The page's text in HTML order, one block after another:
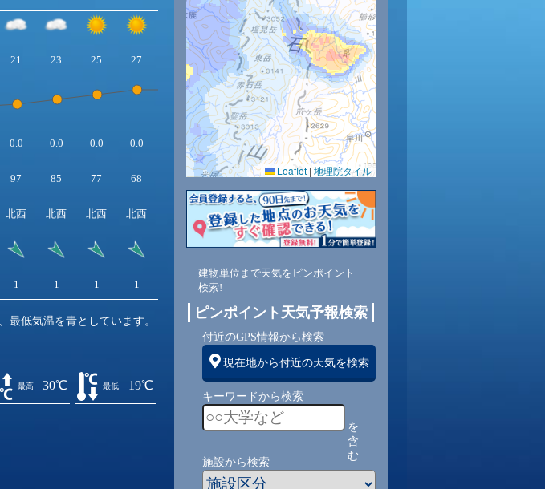
21 23 25 27 28 30 30 30 29
0.0 0.0 0.0 0.0 0.0 0.0 0.0 0.0 0.0
97 85 77 68 52 46 43 43 44
北西 北西 北西 北西 北西 北西 北 北 北
1 1 1 1 2
低気温を青としています。
最高 30℃ 最低 19℃
Leaflet | 地理院タイル
建物単位まで天気をピンポイント
検索!
ピンポイント天気予報検索
付近のGPS情報から検索
現在地から付近の天気を検索
キーワードから検索
を
含
む
施設から検索